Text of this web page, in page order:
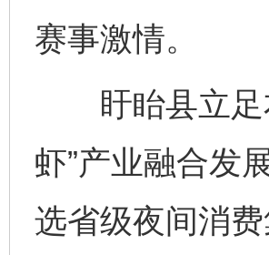
赛事激情。
盱眙县立足
虾”产业融合发
选省级夜间消